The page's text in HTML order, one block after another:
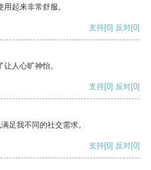
起来非常舒服。
支持[0] 反对[0]
人心旷神怡。
支持[0] 反对[0]
足我不同的社交需求。
支持[0] 反对[0]